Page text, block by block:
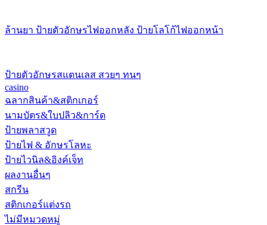
ล้านยา ป้ายตัวอักษรไฟออกหลัง ป้ายโลโก้ไฟออกหน้า
ป้ายตัวอักษรสแตนเลส สวยๆ ทนๆ
casino
ฉลากสินค้า&สติกเกอร์
นามบัตร&ใบปลิว&การ์ด
ป้ายพลาสวูด
ป้ายไฟ & อักษรโลหะ
ป้ายไวนิล&อิงค์เจ็ท
ผลงานอื่นๆ
สกรีน
สติกเกอร์แต่งรถ
ไม่มีหมวดหมู่